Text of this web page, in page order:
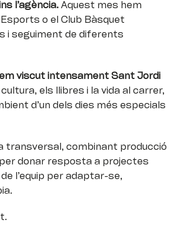
l’agència. Aquest mes hem
o el Club Bàsquet
i seguiment de diferents
em viscut intensament Sant Jordi
els llibres i la vida al carrer,
d’un dels dies més especials
transversal, combinant producció
donar resposta a projectes
l’equip per adaptar-se,